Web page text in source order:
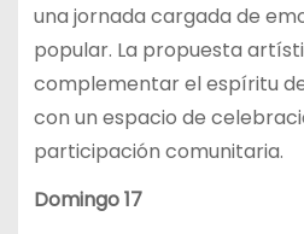
una jornada cargada de
popular. La propuesta
complementar el espíritu
con un espacio de
participación comunitaria.
Domingo 17